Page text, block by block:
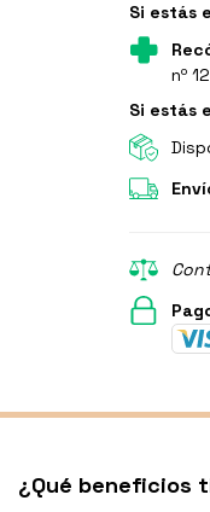
Si estás
nº
Si estás
¿Qué beneficios